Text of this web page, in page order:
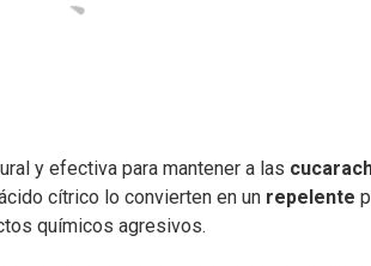
y efectiva para mantener a las
cítrico lo convierten en un repelente
químicos agresivos.